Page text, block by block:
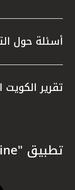
أسئلة حول
تقرير
تطبيق "KFHOnline" للهواتف الذكية